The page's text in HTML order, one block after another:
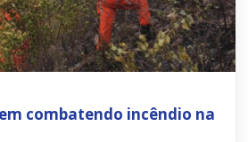
combatendo incêndio na